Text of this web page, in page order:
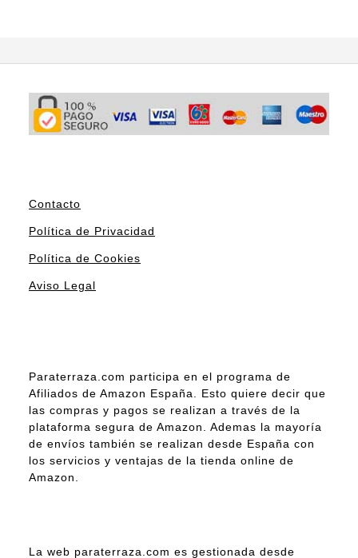
Contacto
Política de Privacidad
Política de Cookies
Aviso Legal
Paraterraza.com participa en el programa de
Afiliados de Amazon España. Esto quiere decir que
las compras y pagos se realizan a través de la
plataforma segura de Amazon. Ademas la mayoría
de envíos también se realizan desde España con
los servicios y ventajas de la tienda online de
Amazon.
La web paraterraza.com es gestionada desde